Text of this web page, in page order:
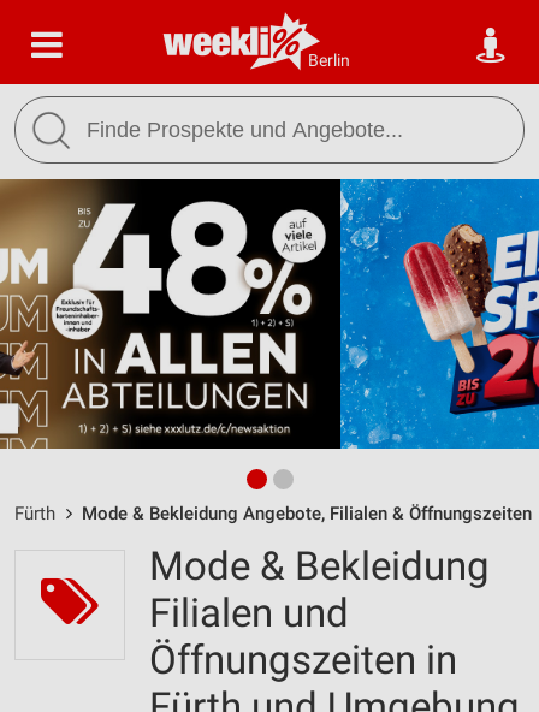
Berlin
Fürth Mode & Bekleidung Angebote, Filialen & Öffnungszeiten
Mode & Bekleidung
Filialen und
Öffnungszeiten in